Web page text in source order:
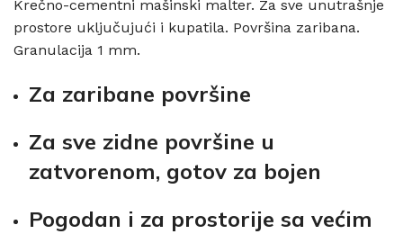
Krečno-cementni mašinski malter. Za sve unutrašnje
prostore uključujući i kupatila. Površina zaribana.
Granulacija 1 mm.
Za zaribane površine
Za sve zidne površine u
zatvorenom, gotov za bojen
Pogodan i za prostorije sa većim